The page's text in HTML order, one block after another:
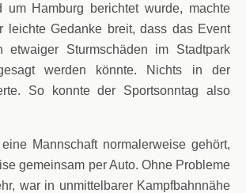
um Hamburg berichtet wurde, machte
leichte Gedanke breit, dass das Event
etwaiger Sturmschäden im Stadtpark
werden könnte. Nichts in der
So konnte der Sportsonntag also
Mannschaft normalerweise gehört,
gemeinsam per Auto. Ohne Probleme
war in unmittelbarer Kampfbahnnähe